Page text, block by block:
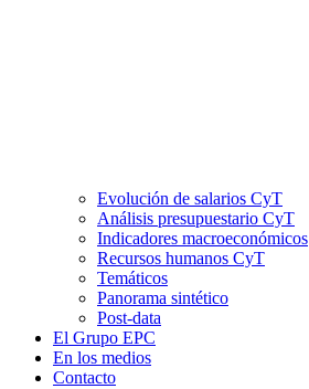
Evolución de salarios CyT
Análisis presupuestario CyT
Indicadores macroeconómicos
Recursos humanos CyT
Temáticos
Panorama sintético
Post-data
El Grupo EPC
En los medios
Contacto